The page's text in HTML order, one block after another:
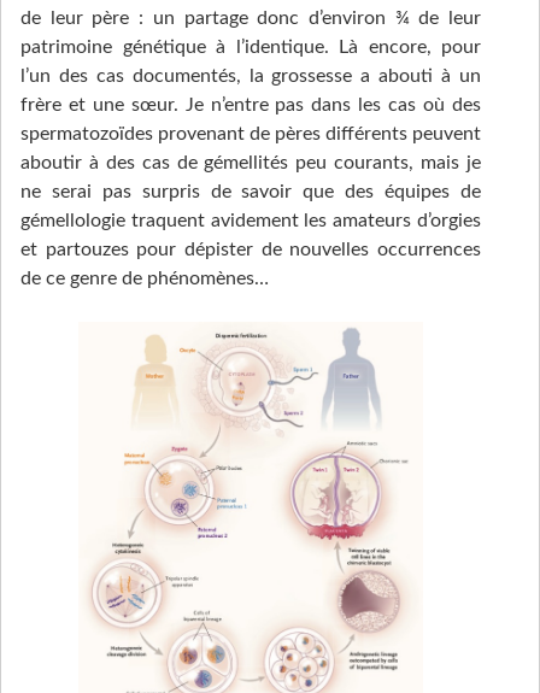
de leur père : un partage donc d’environ ¾ de leur
patrimoine génétique à l’identique. Là encore, pour
l’un des cas documentés, la grossesse a abouti à un
frère et une sœur. Je n’entre pas dans les cas où des
spermatozoïdes provenant de pères différents peuvent
aboutir à des cas de gémellités peu courants, mais je
ne serai pas surpris de savoir que des équipes de
gémellologie traquent avidement les amateurs d’orgies
et partouzes pour dépister de nouvelles occurrences
de ce genre de phénomènes…